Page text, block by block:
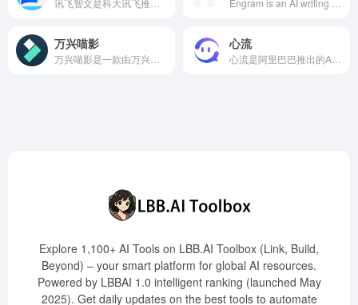
万兴喵影 心流
Explore 1,100+ AI Tools on LBB.AI Toolbox (Link, Build,
Beyond) – your smart platform for global AI resources.
Powered by LBBAI 1.0 intelligent ranking (launched May
2025). Get daily updates on the best tools to automate